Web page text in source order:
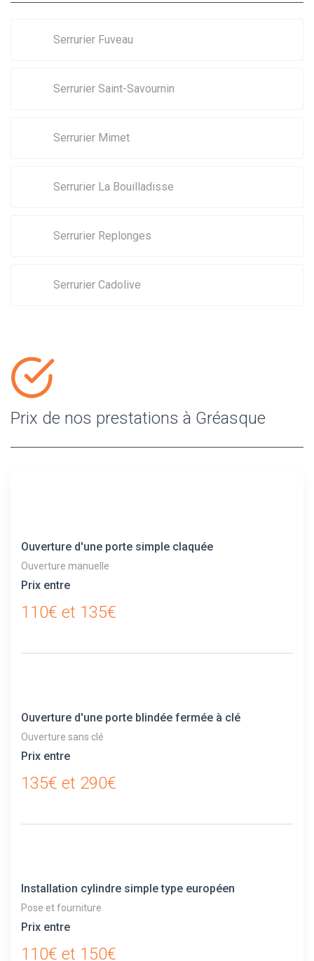
Serrurier Fuveau
Serrurier Saint-Savournin
Serrurier Mimet
Serrurier La Bouilladisse
Serrurier Replonges
Serrurier Cadolive
Prix de nos prestations à Gréasque
Ouverture d'une porte simple claquée
Ouverture manuelle
Prix entre
110€ et 135€
Ouverture d'une porte blindée fermée à clé
Ouverture sans clé
Prix entre
135€ et 290€
Installation cylindre simple type européen
Pose et fourniture
Prix entre
110€ et 150€